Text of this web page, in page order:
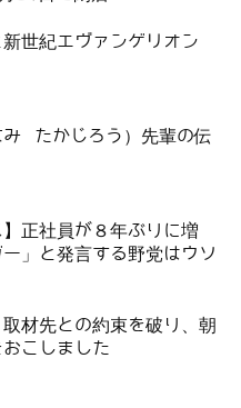
世紀エヴァンゲリオン
み たかじろう）先輩の伝
】正社員が８年ぶりに増
」と発言する野党はウソ
材先との約束を破り、朝
こしました